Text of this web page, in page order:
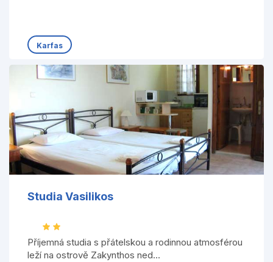
Karfas
Studia Vasilikos
Příjemná studia s přátelskou a rodinnou atmosférou
leží na ostrově Zakynthos ned...